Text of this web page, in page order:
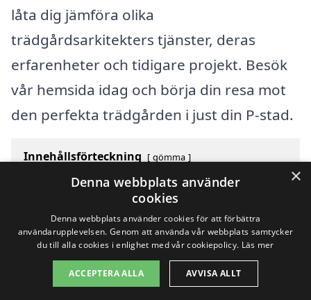
låta dig jämföra olika
trädgårdsarkitekters tjänster, deras
erfarenheter och tidigare projekt. Besök
vår hemsida idag och börja din resa mot
den perfekta trädgården i just din P-stad.
Innehållsförteckning gömma
Översikt över svenska städer som börjar med P
Sök efter en skicklig trädgårdsarkitekt i andra städer
Copyright 2026 - Pilanto Aps
Om / kontakt Blogg Webbplatskarta Villkor
×
Denna webbplats använder
cookies
Denna webbplats använder cookies för att förbättra
användarupplevelsen. Genom att använda vår webbplats samtycker
du till alla cookies i enlighet med vår cookiepolicy. Läs mer
ACCEPTERA ALLA AVVISA ALLT